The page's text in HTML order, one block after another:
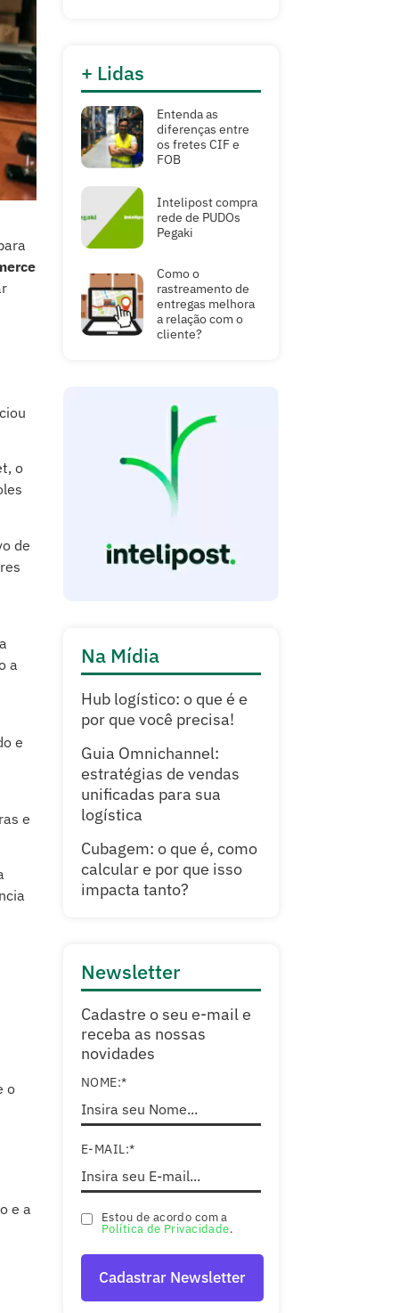
o
de
a
e
e
o
e a
+ Lidas
Entenda as
diferenças entre
os fretes CIF e
FOB
Intelipost compra
rede de PUDOs
Pegaki
Como o
rastreamento de
entregas melhora
a relação com o
cliente?
Na Mídia
Hub logístico: o que é e
por que você precisa!
Guia Omnichannel:
estratégias de vendas
unificadas para sua
logística
Cubagem: o que é, como
calcular e por que isso
impacta tanto?
Newsletter
Cadastre o seu e-mail e
receba as nossas
novidades
NOME:*
E-MAIL:*
Estou de acordo com a
Política de Privacidade.